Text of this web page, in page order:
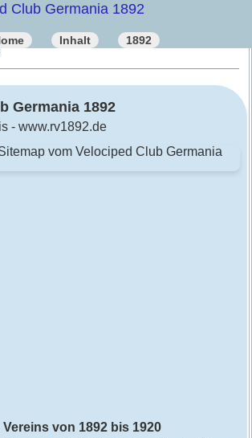
Club Germania 1892
Inhalt 1892
Germania 1892
- www.rv1892.de
von 1892 bis 1920